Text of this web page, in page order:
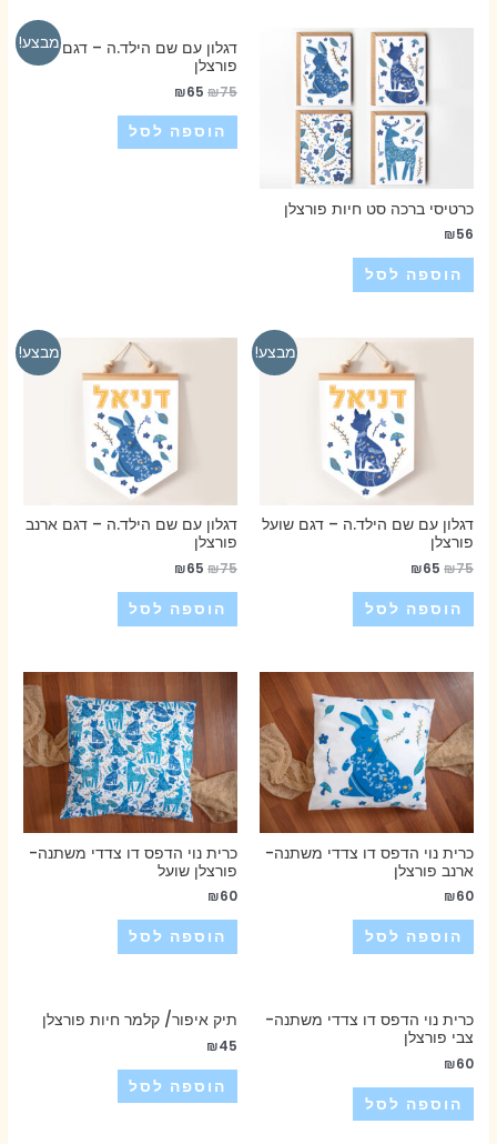
כרטיסי ברכה סט חיות פורצלן
₪56
הוספה לסל
מבצע!
דגלון עם שם הילד.ה – דגם צבי
פורצלן
₪75
₪65
הוספה לסל
מבצע!
דגלון עם שם הילד.ה – דגם שועל
פורצלן
₪75
₪65
הוספה לסל
מבצע!
דגלון עם שם הילד.ה – דגם ארנב
פורצלן
₪75
₪65
הוספה לסל
כרית נוי הדפס דו צדדי משתנה-
ארנב פורצלן
₪60
הוספה לסל
כרית נוי הדפס דו צדדי משתנה-
פורצלן שועל
₪60
הוספה לסל
כרית נוי הדפס דו צדדי משתנה-
צבי פורצלן
₪60
הוספה לסל
תיק איפור/ קלמר חיות פורצלן
₪45
הוספה לסל